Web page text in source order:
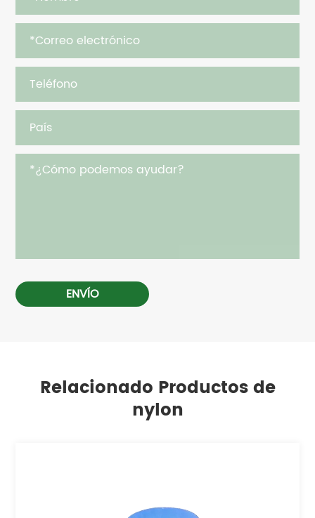
ENVÍO
Relacionado Productos de
nylon